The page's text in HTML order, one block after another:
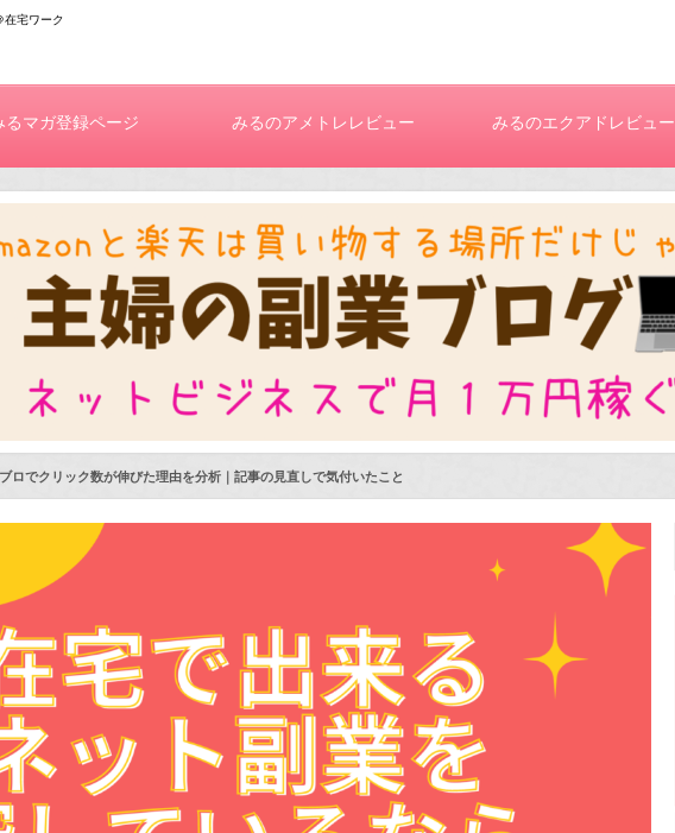
在宅ワーク
るマガ登録ページ みるのアメトレレビュー みるのエクアドレビュー
ロでクリック数が伸びた理由を分析｜記事の見直しで気付いたこと